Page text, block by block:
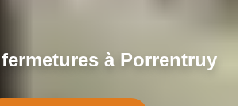
à Porrentruy